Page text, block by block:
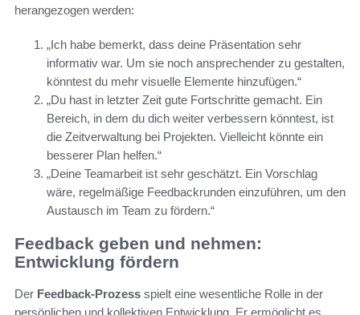
herangezogen werden:
„Ich habe bemerkt, dass deine Präsentation sehr
informativ war. Um sie noch ansprechender zu gestalten,
könntest du mehr visuelle Elemente hinzufügen.“
„Du hast in letzter Zeit gute Fortschritte gemacht. Ein
Bereich, in dem du dich weiter verbessern könntest, ist
die Zeitverwaltung bei Projekten. Vielleicht könnte ein
besserer Plan helfen.“
„Deine Teamarbeit ist sehr geschätzt. Ein Vorschlag
wäre, regelmäßige Feedbackrunden einzuführen, um den
Austausch im Team zu fördern.“
Feedback geben und nehmen:
Entwicklung fördern
Der Feedback-Prozess spielt eine wesentliche Rolle in der
persönlichen und kollektiven Entwicklung. Er ermöglicht es